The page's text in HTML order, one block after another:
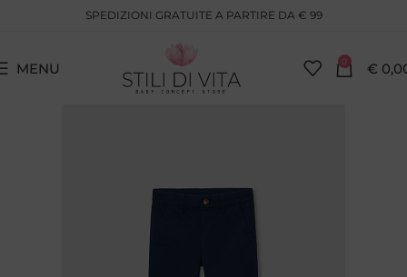
SPEDIZIONI GRATUITE A PARTIRE DA € 99
MENU 0 €